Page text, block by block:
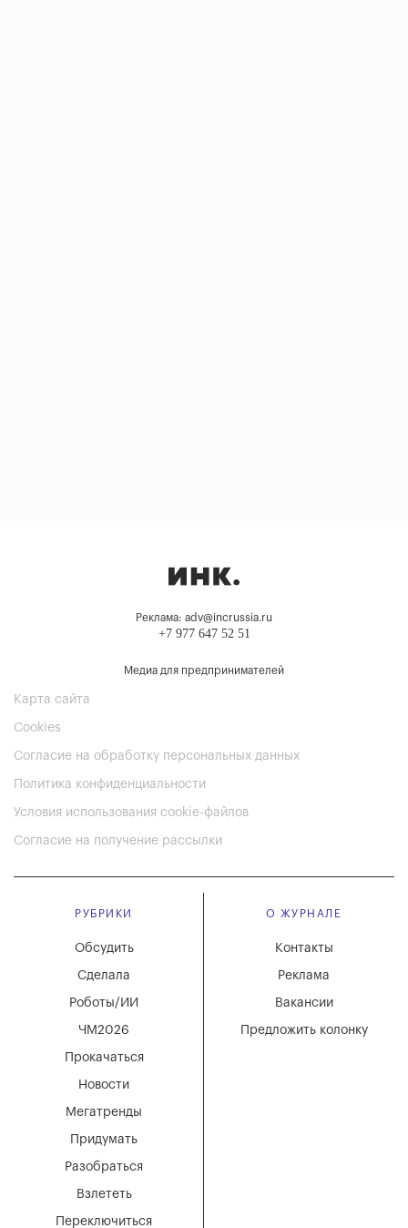
Реклама: adv@incrussia.ru
+7 977 647 52 51
Медиа для предпринимателей
Карта сайта
Cookies
Согласие на обработку персональных данных
Политика конфиденциальности
Условия использования cookie-файлов
Согласие на получение рассылки
РУБРИКИ
Мегатренды
Придумать
Разобраться
Взлететь
Новости
Переключиться
Обсудить
Сделала
Роботы/ИИ
ЧМ2026
Прокачаться
О ЖУРНАЛЕ
Вакансии
Реклама
Контакты
Предложить колонку